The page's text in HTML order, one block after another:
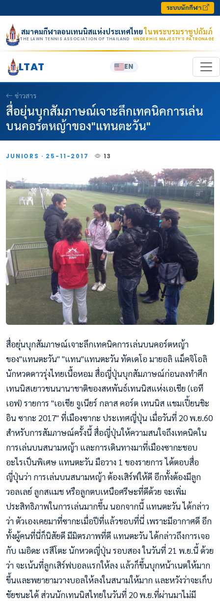
ระบบนักกีฬา
สมาคมกีฬาลอนเทนนิสแห่งประเทศไทยในพระบรมราชูปถัมภ์
THE LAWN TENNIS ASSOCIATION OF THAILAND · UNDER HIS MAJESTY’S PATRONAGE
LTAT EN
ข่าวสาร
สื่อยุ่นบุกสัมภาษณ์เจาะลึกเทคนิคการเล่น
บนคอร์ตหญ้าของ"แทนตะวัน"
JUNIORS · 25-11-2017 13
สื่อยุ่นบุกสัมภาษณ์เจาะลึกเทคนิคการเล่นบนคอร์ตหญ้า
ของ"แทนตะวัน" "แทน"แทนตะวัน ทัดเดโอ มายอลิ แม็คจิโอลิ
นักหวดดาวรุ่งไทยเนื้อหอม สื่อญี่ปุ่นบุกสัมภาษณ์ก่อนลงทำศึก
เทนนิสเยาวชนนานาชาติของสหพันธ์เทนนิสแห่งเอเชีย (เอที
เอฟ) รายการ "เอเชีย จูเนียร์ กลาส คอร์ต เทนนิส แชมเปี้ยนชิะ
อิน ซากะ 2017" ที่เมืองซากะ ประเทศญี่ปุ่น เมื่อวันที่ 20 พ.ย.60
สำหรับการสัมภาษณ์ครั้งนี้ สื่อญี่ปุ่นให้ความสนใจถึงเทคนิคใน
การเล่นบนสนามหญ้า และการเดินทางมาที่เมืองซากะชอบ
อะไรเป็นพิเศษ แทนตะวัน มือวาง 1 ของรายการ ได้ตอบสื่อ
ญี่ปุ่นว่า การเล่นบนสนามหญ้า ต้องเสิร์ฟให้ดี อีกทั้งต้องมีลูก
วอลเลย์ ลูกสแมช หรือลูกตบเหนือศรีษะที่ดีด้วย จะเพิ่ม
ประสิทธิภาพในการเล่นมากขึ้น นอกจากนี้ แทนตะวัน ได้กล่าว
ว่า ตัวเองเคยมาที่ซากะเมื่อปีที่แล้วชอบที่นี่ เพราะมีอากาศดี อีก
ทั้งผู้คนที่นี่ก็นิสัยดี มีมิตรภาพที่ดี แทนตะวัน ได้กล่าวถึงการเจอ
กับ เมอิดะ เรสึโตะ นักหวดญี่ปุ่น รอบสอง ในวันที่ 21 พ.ย.นี้ ด้วย
ว่า จะเน้นที่ลูกเสิร์ฟบอลแรกให้ลง แล้วก็ขึ้นบุกหน้าเนตให้มาก
ขึ้นและพยายามวางบอลให้ลงในสนามให้มาก และหวังว่าจะเก็บ
ชัยชนะได้ ส่วนนักเทนนิสไทยในวันที่ 20 พ.ย.ที่ผ่านมาไม่มี